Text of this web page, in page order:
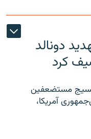
دونالد
کرد
بسیج مستضعفین
آمریکا،